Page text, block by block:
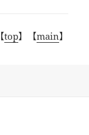
【top】【main】